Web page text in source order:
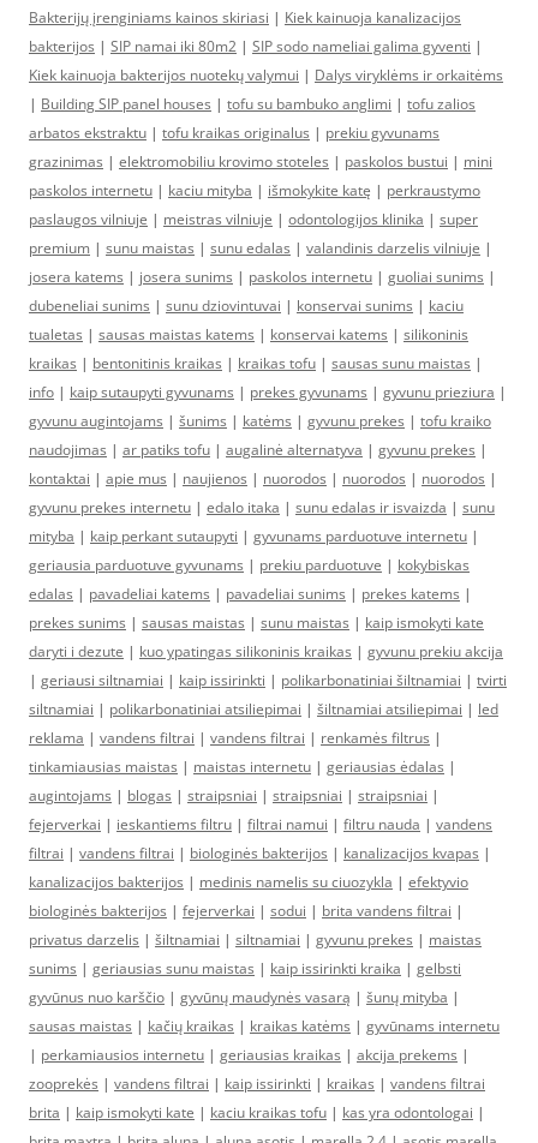
Bakterijų įrenginiams kainos skiriasi | Kiek kainuoja kanalizacijos
bakterijos | SIP namai iki 80m2 | SIP sodo nameliai galima gyventi |
Kiek kainuoja bakterijos nuotekų valymui | Dalys viryklėms ir orkaitėms
| Building SIP panel houses | tofu su bambuko anglimi | tofu zalios
arbatos ekstraktu | tofu kraikas originalus | prekiu gyvunams
grazinimas | elektromobiliu krovimo stoteles | paskolos bustui | mini
paskolos internetu | kaciu mityba | išmokykite katę | perkraustymo
paslaugos vilniuje | meistras vilniuje | odontologijos klinika | super
premium | sunu maistas | sunu edalas | valandinis darzelis vilniuje |
josera katems | josera sunims | paskolos internetu | guoliai sunims |
dubeneliai sunims | sunu dziovintuvai | konservai sunims | kaciu
tualetas | sausas maistas katems | konservai katems | silikoninis
kraikas | bentonitinis kraikas | kraikas tofu | sausas sunu maistas |
info | kaip sutaupyti gyvunams | prekes gyvunams | gyvunu prieziura |
gyvunu augintojams | šunims | katėms | gyvunu prekes | tofu kraiko
naudojimas | ar patiks tofu | augalinė alternatyva | gyvunu prekes |
kontaktai | apie mus | naujienos | nuorodos | nuorodos | nuorodos |
gyvunu prekes internetu | edalo itaka | sunu edalas ir isvaizda | sunu
mityba | kaip perkant sutaupyti | gyvunams parduotuve internetu |
geriausia parduotuve gyvunams | prekiu parduotuve | kokybiskas
edalas | pavadeliai katems | pavadeliai sunims | prekes katems |
prekes sunims | sausas maistas | sunu maistas | kaip ismokyti kate
daryti i dezute | kuo ypatingas silikoninis kraikas | gyvunu prekiu akcija
| geriausi siltnamiai | kaip issirinkti | polikarbonatiniai šiltnamiai | tvirti
siltnamiai | polikarbonatiniai atsiliepimai | šiltnamiai atsiliepimai | led
reklama | vandens filtrai | vandens filtrai | renkamės filtrus |
tinkamiausias maistas | maistas internetu | geriausias ėdalas |
augintojams | blogas | straipsniai | straipsniai | straipsniai |
fejerverkai | ieskantiems filtru | filtrai namui | filtru nauda | vandens
filtrai | vandens filtrai | biologinės bakterijos | kanalizacijos kvapas |
kanalizacijos bakterijos | medinis namelis su ciuozykla | efektyvio
biologinės bakterijos | fejerverkai | sodui | brita vandens filtrai |
privatus darzelis | šiltnamiai | siltnamiai | gyvunu prekes | maistas
sunims | geriausias sunu maistas | kaip issirinkti kraika | gelbsti
gyvūnus nuo karščio | gyvūnų maudynės vasarą | šunų mityba |
sausas maistas | kačių kraikas | kraikas katėms | gyvūnams internetu
| perkamiausios internetu | geriausias kraikas | akcija prekems |
zooprekės | vandens filtrai | kaip issirinkti | kraikas | vandens filtrai
brita | kaip ismokyti kate | kaciu kraikas tofu | kas yra odontologai |